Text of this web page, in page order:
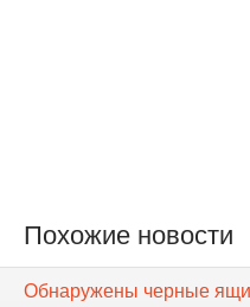
Похожие новости
Обнаружены черные